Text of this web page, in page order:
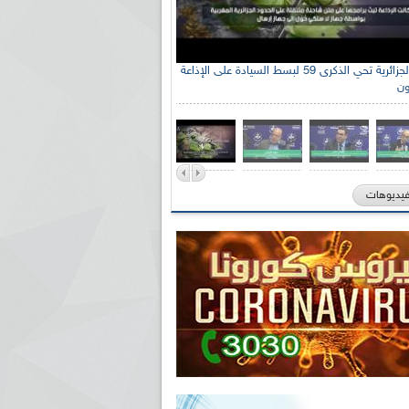
الإذاعة الجزائرية تحي الذكرى 59 لبسط السيادة على الإذاعة